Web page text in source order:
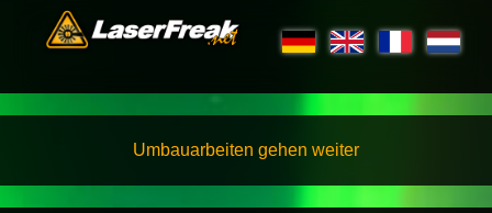
Umbauarbeiten gehen weiter